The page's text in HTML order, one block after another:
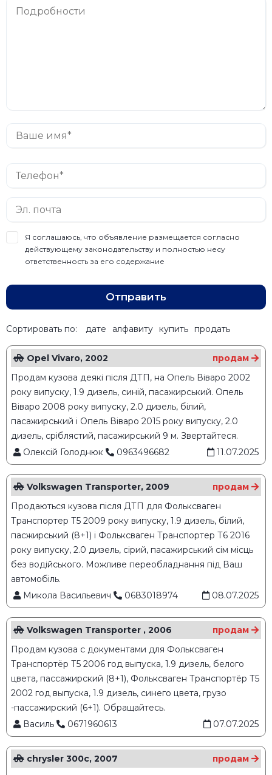
Я соглашаюсь, что объявление размещается согласно
действующему законодательству и полностью несу
ответственность за его содержание
Отправить
Сортировать по: дате алфавиту купить продать
Opel Vivaro, 2002
продам
Продам кузова деякі після ДТП, на Опель Віваро 2002
року випуску, 1.9 дизель, синій, пасажирський. Опель
Віваро 2008 року випуску, 2.0 дизель, білий,
пасажирський і Опель Віваро 2015 року випуску, 2.0
дизель, сріблястий, пасажирський 9 м. Звертайтеся.
Олексій Голоднюк
0963496682 11.07.2025
Volkswagen Transporter, 2009
продам
Продаються кузова після ДТП для Фольксваген
Транспортер Т5 2009 року випуску, 1.9 дизель, білий,
пасжирський (8+1) і Фольксваген Транспортер Т6 2016
року випуску, 2.0 дизель, сірий, пасажирський сім місць
без водійського. Можливе переобладнання під Ваш
автомобіль.
Микола Васильевич
0683018974 08.07.2025
Volkswagen Transporter , 2006
продам
Продам кузова с документами для Фольксваген
Транспортёр Т5 2006 год выпуска, 1.9 дизель, белого
цвета, пассажирский (8+1), Фольксваген Транспортёр Т5
2002 год выпуска, 1.9 дизель, синего цвета, грузо
-пассажирский (6+1). Обращайтесь.
Василь
0671960613 07.07.2025
chrysler 300c, 2007
продам